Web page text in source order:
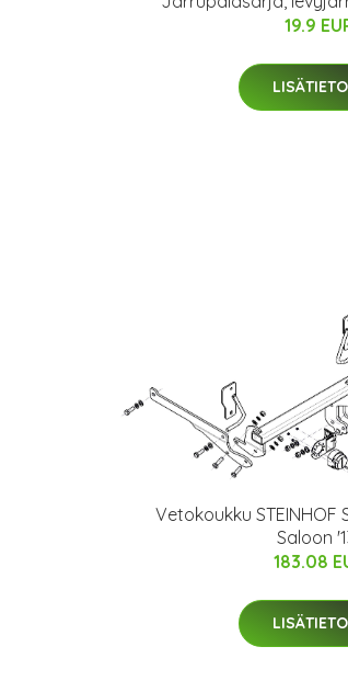
19.9
Vetokoukku STEINHOF
Saloon
183.08